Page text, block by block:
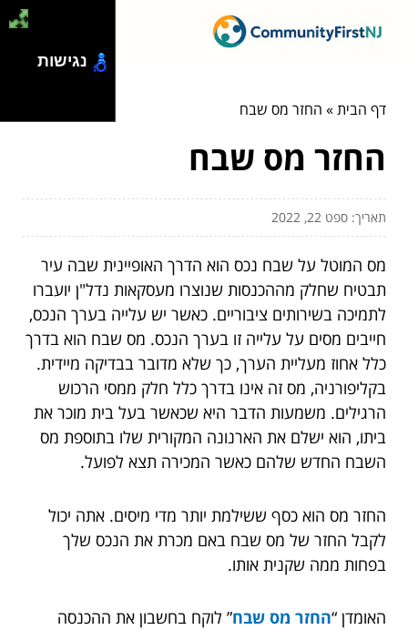
דף הבית» החזר מס שבח
החזר מס שבח
תאריך: ספט 22, 2022
מס המוטל על שבח נכס הוא הדרך האופיינית שבה עיר
תבטיח שחלק מההכנסות שנוצרו מעסקאות נדל"ן יועברו
לתמיכה בשירותים ציבוריים. כאשר יש עלייה בערך הנכס,
חייבים מסים על עלייה זו בערך הנכס. מס שבח הוא בדרך
כלל אחוז מעליית הערך, כך שלא מדובר בבדיקה מיידית.
בקליפורניה, מס זה אינו בדרך כלל חלק ממסי הרכוש
הרגילים. משמעות הדבר היא שכאשר בעל בית מוכר את
ביתו, הוא ישלם את הארנונה המקורית שלו בתוספת מס
השבח החדש שלהם כאשר המכירה תצא לפועל.
החזר מס הוא כסף ששילמת יותר מדי מיסים. אתה יכול
לקבל החזר של מס שבח באם מכרת את הנכס שלך
בפחות ממה שקנית אותו.
האומדן “החזר מס שבח” לוקח בחשבון את ההכנסה
נגישות